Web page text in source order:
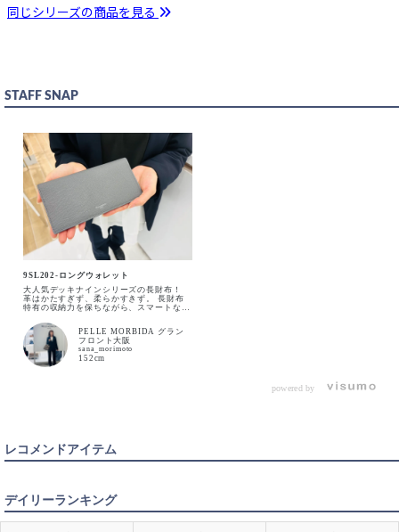
BLACK カートに入れる
同じシリーズの商品を見る
STAFF SNAP
9SL202-ロングウォレット
大人気デッキナインシリーズの長財布！
革はかたすぎず、柔らかすきず。 長財布
特有の収納力を保ちながら、スマートなシ
PELLE MORBIDA グラン
フロント大阪
sana_morimoto
152cm
powered by
レコメンドアイテム
デイリーランキング